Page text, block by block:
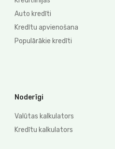
Auto kredīti
Kredītu apvienošana
Populārākie kredīti
Noderīgi
Valūtas kalkulators
Kredītu kalkulators